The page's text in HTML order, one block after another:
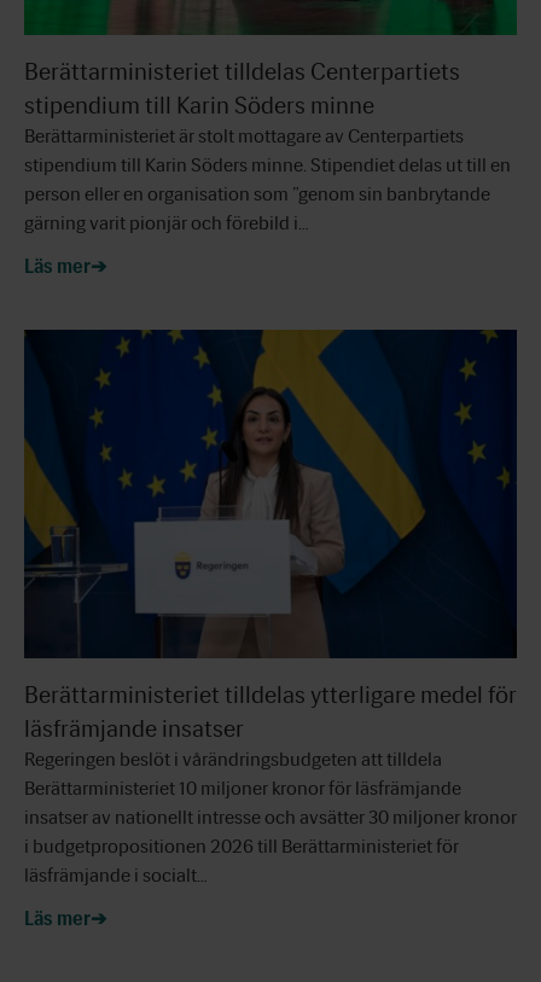
Berättarministeriet tilldelas Centerpartiets
stipendium till Karin Söders minne
Berättarministeriet är stolt mottagare av Centerpartiets
stipendium till Karin Söders minne. Stipendiet delas ut till en
person eller en organisation som ”genom sin banbrytande
gärning varit pionjär och förebild i…
Läs mer
Berättarministeriet tilldelas ytterligare medel för
läsfrämjande insatser
Regeringen beslöt i vårändringsbudgeten att tilldela
Berättarministeriet 10 miljoner kronor för läsfrämjande
insatser av nationellt intresse och avsätter 30 miljoner kronor
i budgetpropositionen 2026 till Berättarministeriet för
läsfrämjande i socialt…
Läs mer